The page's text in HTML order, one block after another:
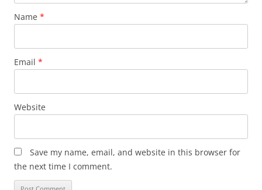
Name *
Email *
Website
Save my name, email, and website in this browser for
the next time I comment.